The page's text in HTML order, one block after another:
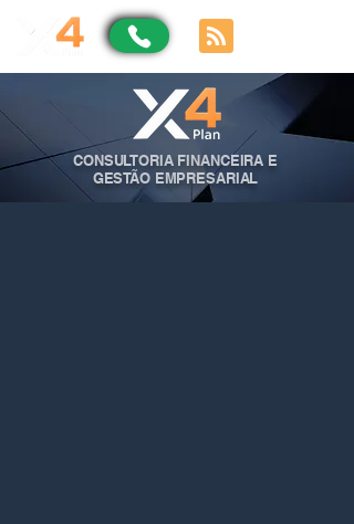
CONSULTORIA FINANCEIRA E
GESTÃO EMPRESARIAL